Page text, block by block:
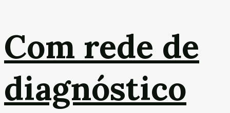
Com rede de
diagnóstico